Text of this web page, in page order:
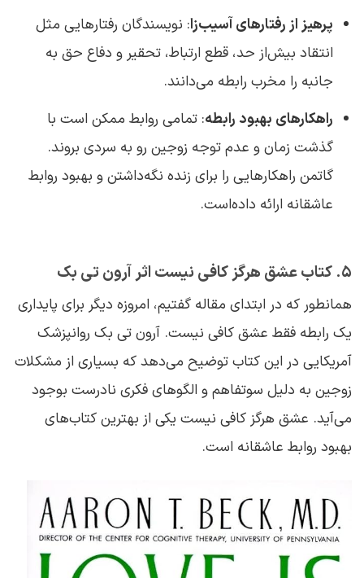
پرهیز از رفتارهای آسیب‌زا: نویسندگان رفتارهایی مثل
انتقاد بیش‌از حد، قطع ارتباط، تحقیر و دفاع حق به
جانبه را مخرب رابطه می‌دانند.
راهکارهای بهبود رابطه: تمامی روابط ممکن است با
گذشت زمان و عدم توجه زوجین رو به سردی بروند.
گاتمن راهکارهایی را برای زنده نگه‌داشتن و بهبود روابط
عاشقانه ارائه داده‌است.
5. کتاب عشق هرگز کافی نیست اثر آرون تی بک
همانطور که در ابتدای مقاله گفتیم، امروزه دیگر برای پایداری
یک رابطه فقط عشق کافی نیست. آرون تی بک روانپزشک
آمریکایی در این کتاب توضیح می‌دهد که بسیاری از مشکلات
زوجین به دلیل سوتفاهم و الگوهای فکری نادرست بوجود
می‌آید. عشق هرگز کافی نیست یکی از بهترین کتاب‌های
بهبود روابط عاشقانه است.